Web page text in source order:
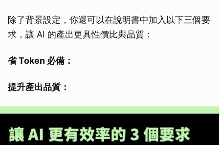
除了背景設定，你還可以在說明書中加入以下三個要
求，讓 AI 的產出更具性價比與品質：
省 Token 必備：
提升產出品質：